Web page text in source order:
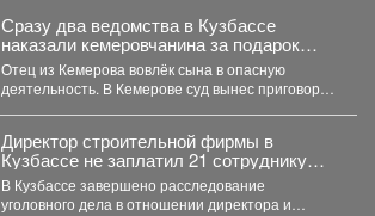
Сразу два ведомства в Кузбассе
наказали кемеровчанина за подарок
сыну
Отец из Кемерова вовлёк сына в опасную
деятельность. В Кемерове суд вынес приговор
Директор строительной фирмы в
Кузбассе не заплатил 21 сотруднику
деньги
В Кузбассе завершено расследование
уголовного дела в отношении директора и